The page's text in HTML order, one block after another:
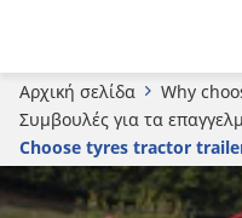
Αρχική σελίδα
Why
Συμβουλές για τα
Choose tyres tractor